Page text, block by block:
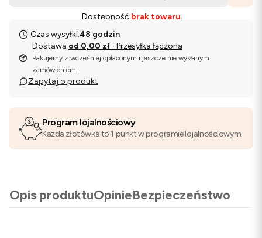
Dostępność:brak towaru
Czas wysyłki:48 godzin
Dostawa od 0,00 zł - Przesyłka łączona
Pakujemy z wcześniej opłaconym i jeszcze nie wysłanym
zamówieniem.
Zapytaj o produkt
Program lojalnościowy
Każda złotówka to 1 punkt w programie lojalnościowym
Opis produktuOpinieBezpieczeństwo